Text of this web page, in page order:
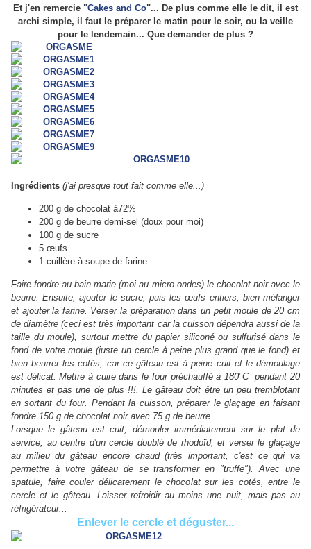
Et j'en remercie "Cakes and Co"... De plus comme elle le dit, il est
archi simple, il faut le préparer le matin pour le soir, ou la veille
pour le lendemain... Que demander de plus ?
Ingrédients (j'ai presque tout fait comme elle...)
200 g de chocolat à72%
200 g de beurre demi-sel (doux pour moi)
100 g de sucre
5 œufs
1 cuillère à soupe de farine
Faire fondre au bain-marie (moi au micro-ondes) le chocolat noir avec le
beurre. Ensuite, ajouter le sucre, puis les œufs entiers, bien mélanger
et ajouter la farine. Verser la préparation dans un petit moule de 20 cm
de diamètre (ceci est très important car la cuisson dépendra aussi de la
taille du moule), surtout mettre du papier siliconé ou sulfurisé dans le
fond de votre moule (juste un cercle à peine plus grand que le fond) et
bien beurrer les cotés, car ce gâteau est à peine cuit et le démoulage
est délicat. Mettre à cuire dans le four préchauffé à 180°C pendant 20
minutes et pas une de plus !!!. Le gâteau doit être un peu tremblotant
en sortant du four. Pendant la cuisson, préparer le glaçage en faisant
fondre 150 g de chocolat noir avec 75 g de beurre.
Lorsque le gâteau est cuit, démouler immédiatement sur le plat de
service, au centre d'un cercle doublé de rhodoïd, et verser le glaçage
au milieu du gâteau encore chaud (très important, c'est ce qui va
permettre à votre gâteau de se transformer en "truffe"). Avec une
spatule, faire couler délicatement le chocolat sur les cotés, entre le
cercle et le gâteau. Laisser refroidir au moins une nuit, mais pas au
réfrigérateur...
Enlever le cercle et déguster...